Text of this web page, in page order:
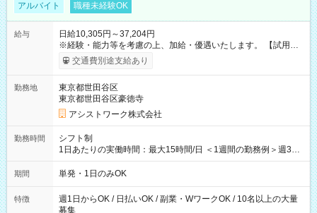
アルバイト 職種未経験OK
給与
日給10,305円～37,204円
※経験・能力等を考慮の上、加給・優遇いたします。 【試用期
間】試用期間なし
交通費別途支給あり
勤務地
東京都世田谷区
東京都世田谷区豪徳寺
アシストワーク株式会社
勤務時間
シフト制
1日あたりの実働時間：最大15時間/日 ＜1週間の勤務例＞週3回
勤務 勤務：月・水・金 休み：火・木・土・日 好きな時にお仕事
可能です！ ※1日あたりの最大実働時間は日勤、夜勤共に勤務し
期間 単発・1日のみOK
特徴
週1日からOK / 日払いOK / 副業・WワークOK / 10名以上の大量
募集